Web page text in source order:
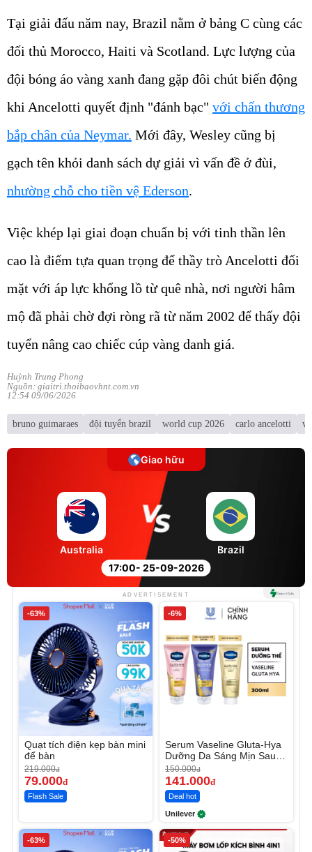
Tại giải đấu năm nay, Brazil nằm ở bảng C cùng các
đối thủ Morocco, Haiti và Scotland. Lực lượng của
đội bóng áo vàng xanh đang gặp đôi chút biến động
khi Ancelotti quyết định "đánh bạc" với chấn thương
bắp chân của Neymar. Mới đây, Wesley cũng bị
gạch tên khỏi danh sách dự giải vì vấn đề ở đùi,
nhường chỗ cho tiền vệ Ederson.
Việc khép lại giai đoạn chuẩn bị với tinh thần lên
cao là điểm tựa quan trọng để thầy trò Ancelotti đối
mặt với áp lực khổng lồ từ quê nhà, nơi người hâm
mộ đã phải chờ đợi ròng rã từ năm 2002 để thấy đội
tuyển nâng cao chiếc cúp vàng danh giá.
Huỳnh Trung Phong
Nguồn: giaitri.thoibaovhnt.com.vn
12:54 09/06/2026
bruno guimaraes đội tuyển brazil world cup 2026 carlo ancelotti
Giao hữu
17:00- 25-09-2026
Australia Brazil
ADVERTISEMENT
-63%
Quạt tích điện kẹp bàn mini
để bàn
219.000đ
79.000đ
Flash Sale
-6%
Serum Vaseline Gluta-Hya
Dưỡng Da Sáng Mịn Sau 7
Ngày
150.000đ
141.000đ
Deal hot
Unilever
-63% -50%